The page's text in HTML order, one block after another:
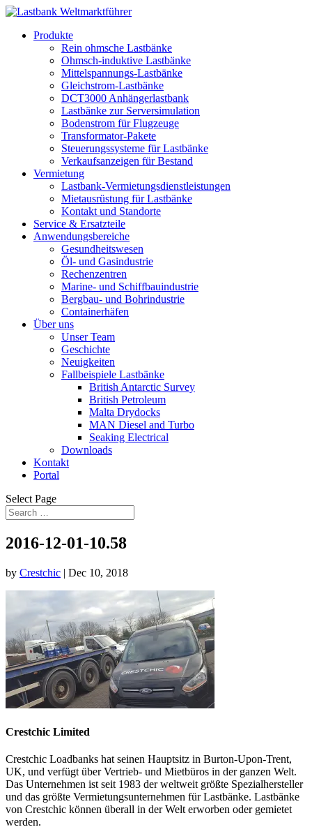
Produkte
Rein ohmsche Lastbänke
Ohmsch-induktive Lastbänke
Mittelspannungs-Lastbänke
Gleichstrom-Lastbänke
DCT3000 Anhängerlastbank
Lastbänke zur Serversimulation
Bodenstrom für Flugzeuge
Transformator-Pakete
Steuerungssysteme für Lastbänke
Verkaufsanzeigen für Bestand
Vermietung
Lastbank-Vermietungsdienstleistungen
Mietausrüstung für Lastbänke
Kontakt und Standorte
Service & Ersatzteile
Anwendungsbereiche
Gesundheitswesen
Öl- und Gasindustrie
Rechenzentren
Marine- und Schiffbauindustrie
Bergbau- und Bohrindustrie
Containerhäfen
Über uns
Unser Team
Geschichte
Neuigkeiten
Fallbeispiele Lastbänke
British Antarctic Survey
British Petroleum
Malta Drydocks
MAN Diesel and Turbo
Seaking Electrical
Downloads
Kontakt
Portal
Select Page
2016-12-01-10.58
by Crestchic | Dec 10, 2018
Crestchic Limited
Crestchic Loadbanks hat seinen Hauptsitz in Burton-Upon-Trent,
UK, und verfügt über Vertrieb- und Mietbüros in der ganzen Welt.
Das Unternehmen ist seit 1983 der weltweit größte Spezialhersteller
und das größte Vermietungsunternehmen für Lastbänke. Lastbänke
von Crestchic können überall in der Welt erworben oder gemietet
werden.